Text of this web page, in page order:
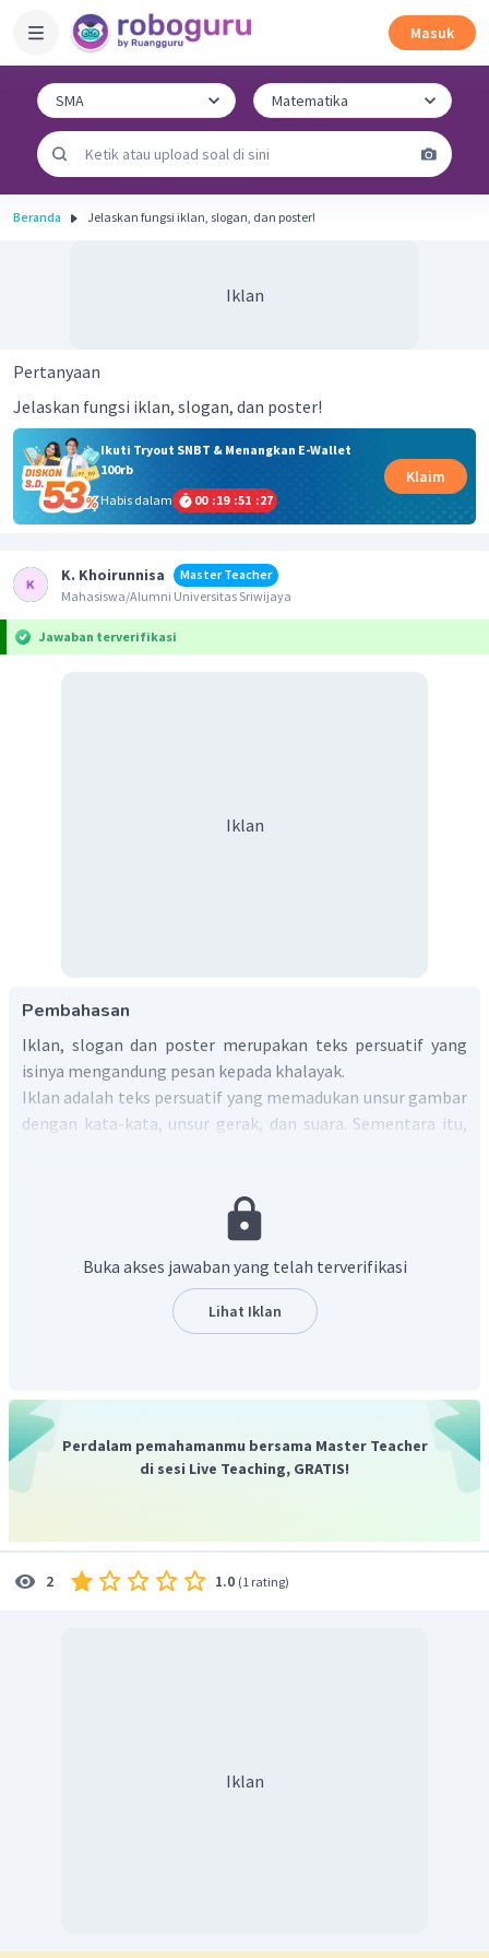
Masuk
Beranda Jelaskan fungsi iklan, slogan, dan poster!
Iklan
Pertanyaan
Jelaskan fungsi iklan, slogan, dan poster!
Ikuti Tryout SNBT & Menangkan E-Wallet
100rb
Habis dalam
00 :19 :51 :27
Klaim
K. Khoirunnisa
Master Teacher
Mahasiswa/Alumni Universitas Sriwijaya
Jawaban terverifikasi
Iklan
Pembahasan
Iklan, slogan dan poster merupakan teks persuatif yang
isinya mengandung pesan kepada khalayak.
Iklan adalah teks persuatif yang memadukan unsur gambar
dengan kata-kata, unsur gerak, dan suara. Sementara itu,
suatu usaha, organisasi, dan sebagainya. Poster adalah
plakat yang dipajang di tempat-tempat umum.
membujuk khalayak berbuat sesuatu.
Secara lebih khusus, fungsi iklan, slogan, dan poster adalah
Persuasi atau memengaruhi
Sarana edukasi
Sarana pengingat bagi orang lain atau
adalah membujuk khalayak berbuat sesuatu.
Buka akses jawaban yang telah terverifikasi
Lihat Iklan
Perdalam pemahamanmu bersama Master Teacher
di sesi Live Teaching, GRATIS!
2 1.0 (1 rating)
Iklan